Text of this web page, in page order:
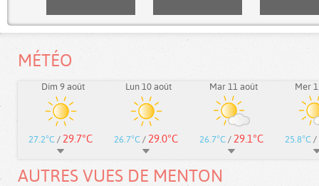
MÉTÉO
Dim 9 août
27.2°C / 29.7°C
Lun 10 août
26.7°C / 29.0°C
Mar 11 août
26.7°C / 29.1°C
Mer
25.8°C /
AUTRES VUES DE MENTON